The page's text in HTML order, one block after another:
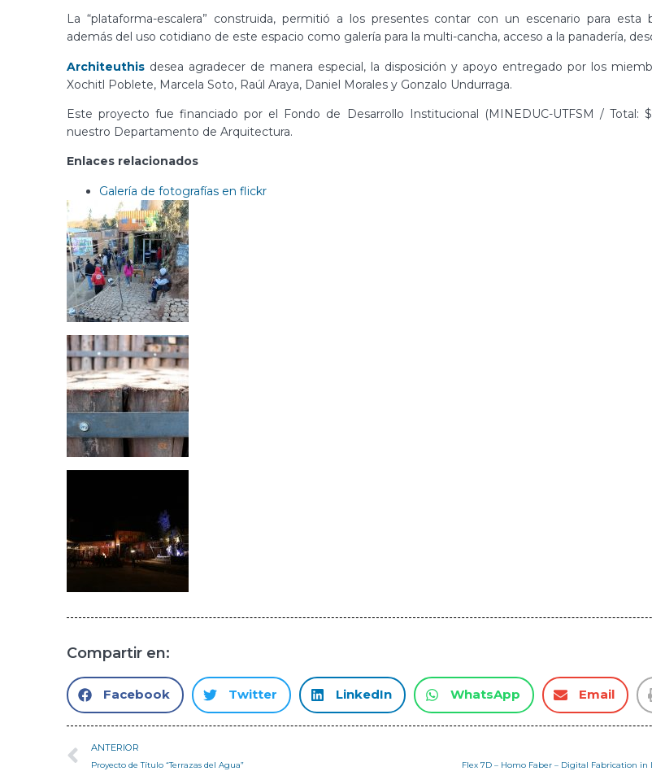
La “plataforma-escalera” construida, permitió a los presentes contar con un escenario para esta
además del uso cotidiano de este espacio como galería para la multi-cancha, acceso a la panadería,
Architeuthis desea agradecer de manera especial, la disposición y apoyo entregado por los
Xochitl Poblete, Marcela Soto, Raúl Araya, Daniel Morales y Gonzalo Undurraga.
Este proyecto fue financiado por el Fondo de Desarrollo Institucional (MINEDUC-UTFSM / Total:
nuestro Departamento de Arquitectura.
Enlaces relacionados
Galería de fotografías en flickr
Compartir en:
Facebook Twitter LinkedIn WhatsApp Email
ANTERIOR
Proyecto de Título “Terrazas del Agua” Flex 7D – Homo Faber – Digital Fabrication in